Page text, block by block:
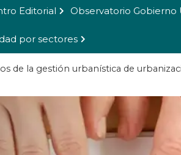
Editorial Observatorio Gobierno
por sectores
de la gestión urbanística de